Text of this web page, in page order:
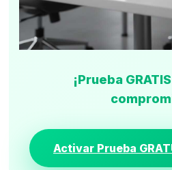
¡Prueba
Activar Prueba